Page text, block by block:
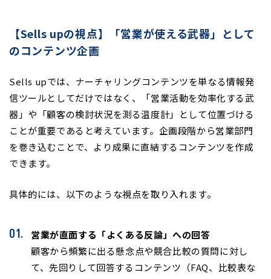
【Sells upの視点】「営業が使える武器」として
のコンテンツ企画
Sells upでは、ナーチャリングコンテンツを単なる情報発
信ツールとしてだけではなく、「営業活動を効率化する武
器」や「顧客の検討状況を測る温度計」として位置づける
ことが重要であると考えています。企画段階から営業部門
を巻き込むことで、より成果に直結するコンテンツを作成
できます。
具体的には、以下のような視点を取り入れます。
営業が直面する「よくある反論」への回答
顧客から頻繁に出る懸念点や競合比較の質問に対し
て、先回りして回答するコンテンツ（FAQ、比較表な